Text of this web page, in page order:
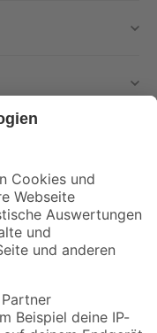
mehr verpassen!